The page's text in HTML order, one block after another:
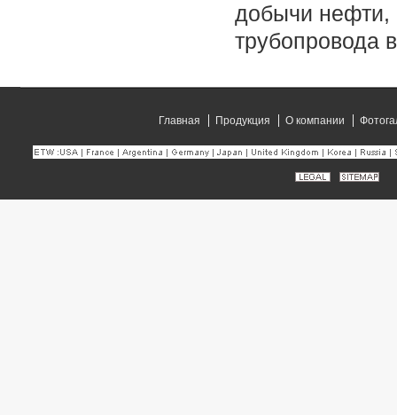
добычи нефти,
трубопровода
Главная Продукция О компании